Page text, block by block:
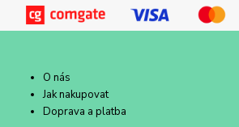
O nás
Jak nakupovat
Doprava a platba